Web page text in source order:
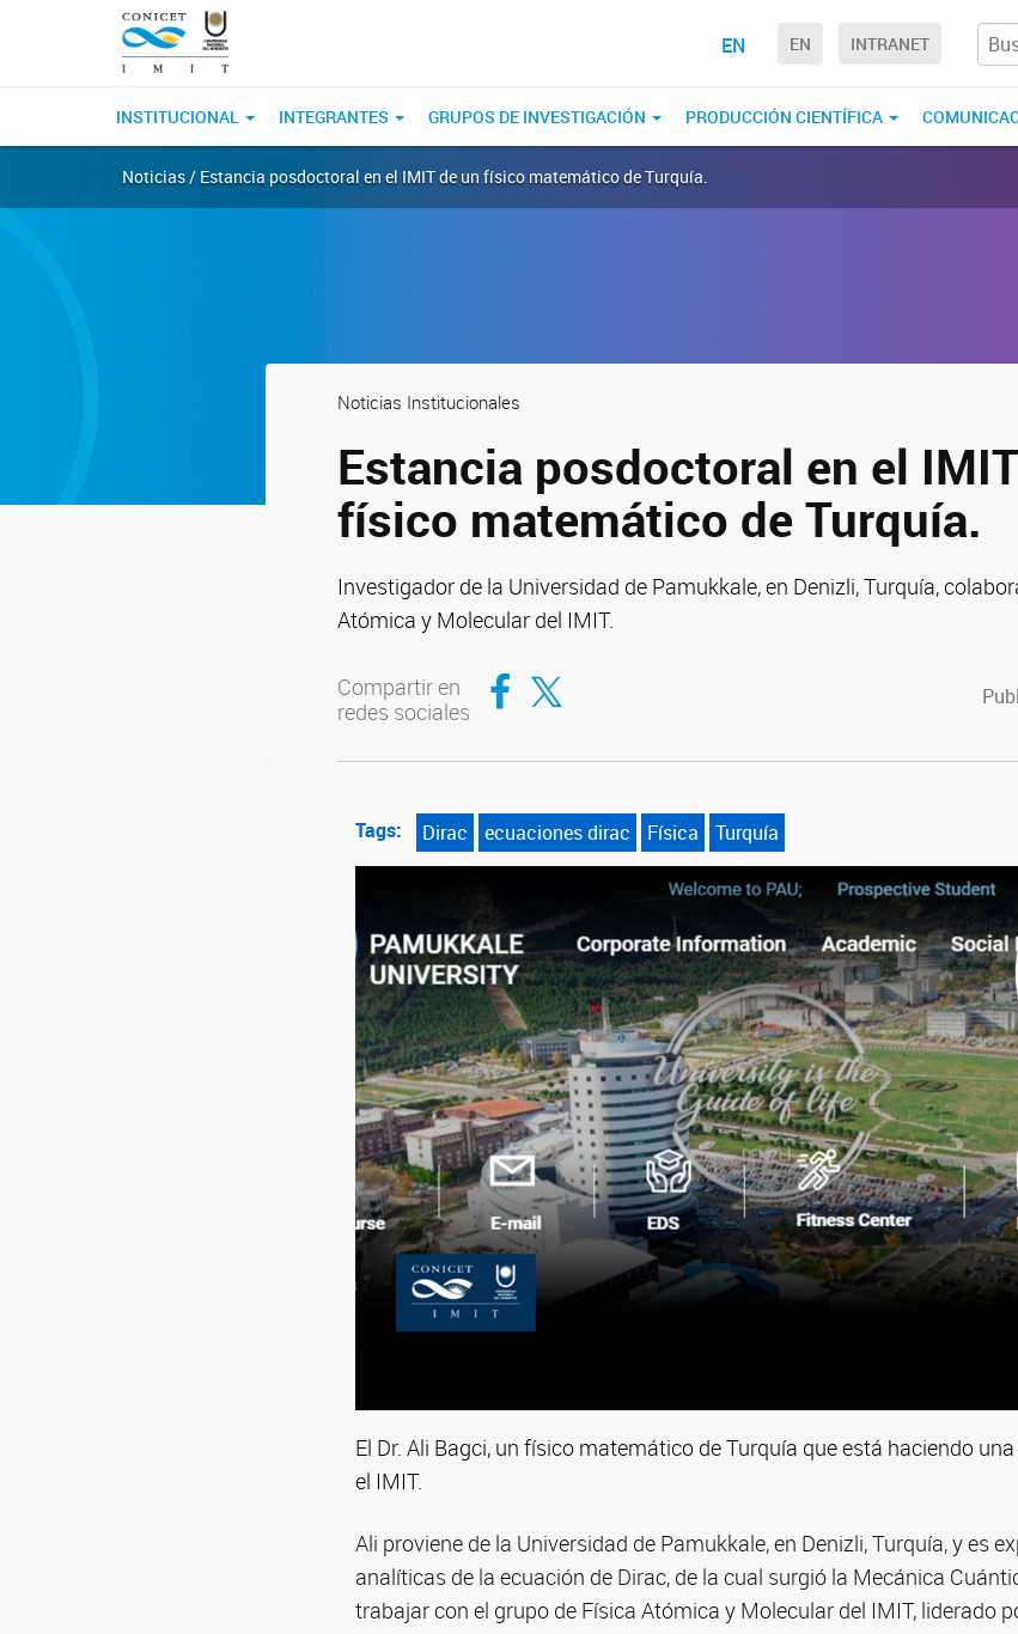
EN EN INTRANET
INSTITUCIONAL INTEGRANTES GRUPOS DE INVESTIGACIÓN PRODUCCIÓN CIENTÍFICA
Noticias / Estancia posdoctoral en el IMIT de un físico matemático de Turquía.
Noticias Institucionales
Estancia posdoctoral en el
físico matemático de Turquía.
Investigador de la Universidad de Pamukkale, en Denizli, Turquía,
Atómica y Molecular del IMIT.
Compartir en
redes sociales
Compartir en Facebook
Compartir en Twitter
Tags: Dirac ecuaciones dirac Física Turquía
El Dr. Ali Bagci, un físico matemático de Turquía que está haciendo
el IMIT.
Ali proviene de la Universidad de Pamukkale, en Denizli, Turquía, y es
analíticas de la ecuación de Dirac, de la cual surgió la Mecánica
trabajar con el grupo de Física Atómica y Molecular del IMIT, liderado